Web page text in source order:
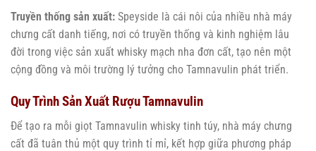
Truyền thống sản xuất: Speyside là cái nôi của nhiều nhà máy
chưng cất danh tiếng, nơi có truyền thống và kinh nghiệm lâu
đời trong việc sản xuất whisky mạch nha đơn cất, tạo nên một
cộng đồng và môi trường lý tưởng cho Tamnavulin phát triển.
Quy Trình Sản Xuất Rượu Tamnavulin
Để tạo ra mỗi giọt Tamnavulin whisky tinh túy, nhà máy chưng
cất đã tuân thủ một quy trình tỉ mỉ, kết hợp giữa phương pháp